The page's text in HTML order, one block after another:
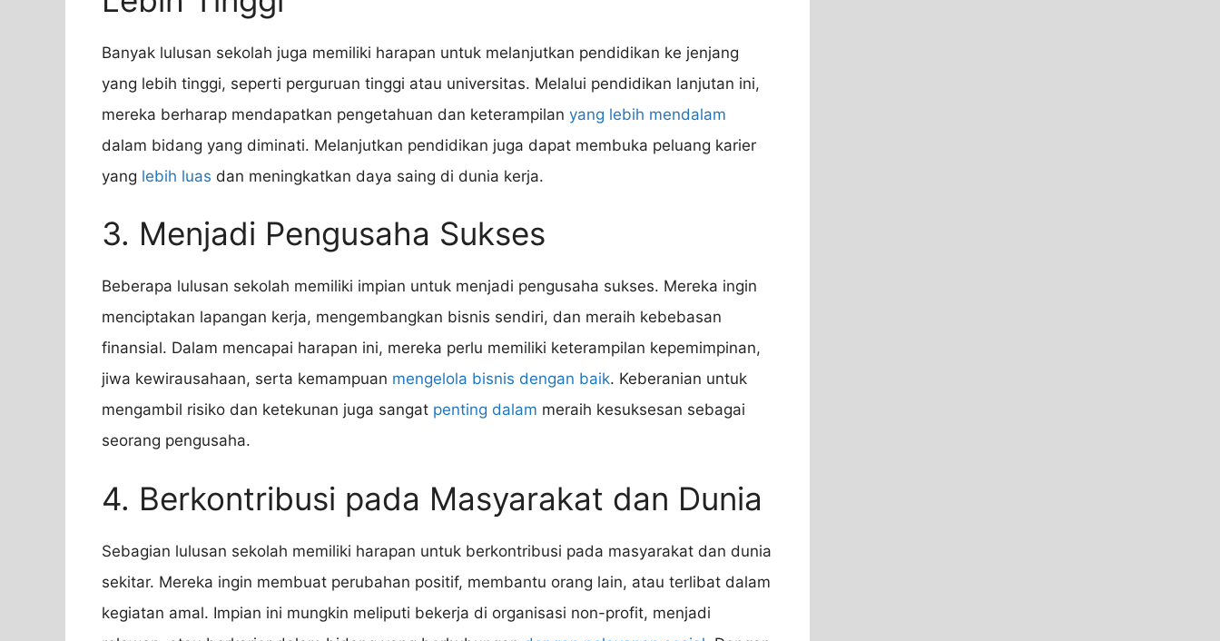
Banyak lulusan sekolah juga memiliki harapan untuk melanjutkan pendidikan ke jenjang
yang lebih tinggi, seperti perguruan tinggi atau universitas. Melalui pendidikan lanjutan ini,
mereka berharap mendapatkan pengetahuan dan keterampilan yang lebih mendalam
dalam bidang yang diminati. Melanjutkan pendidikan juga dapat membuka peluang karier
yang lebih luas dan meningkatkan daya saing di dunia kerja.
3. Menjadi Pengusaha Sukses
Beberapa lulusan sekolah memiliki impian untuk menjadi pengusaha sukses. Mereka ingin
menciptakan lapangan kerja, mengembangkan bisnis sendiri, dan meraih kebebasan
finansial. Dalam mencapai harapan ini, mereka perlu memiliki keterampilan kepemimpinan,
jiwa kewirausahaan, serta kemampuan mengelola bisnis dengan baik. Keberanian untuk
mengambil risiko dan ketekunan juga sangat penting dalam meraih kesuksesan sebagai
seorang pengusaha.
4. Berkontribusi pada Masyarakat dan Dunia
Sebagian lulusan sekolah memiliki harapan untuk berkontribusi pada masyarakat dan dunia
sekitar. Mereka ingin membuat perubahan positif, membantu orang lain, atau terlibat dalam
kegiatan amal. Impian ini mungkin meliputi bekerja di organisasi non-profit, menjadi